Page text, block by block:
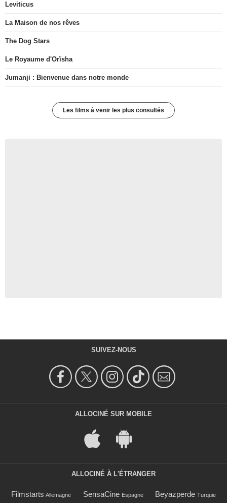
Leviticus
La Maison de nos rêves
The Dog Stars
Le Royaume d'Orïsha
Jumanji : Bienvenue dans notre monde
Les films à venir les plus consultés
SUIVEZ-NOUS
ALLOCINÉ SUR MOBILE
ALLOCINÉ À L'ÉTRANGER
Filmstarts Allemagne SensaCine Espagne Beyazperde Turquie